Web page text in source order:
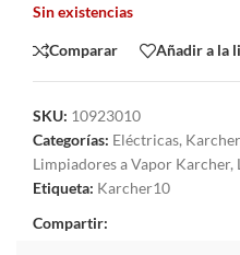
Sin existencias
Comparar Añadir a la
SKU: 10923010
Categorías: Eléctricas, Karcher
Limpiadores a Vapor Karcher,
Etiqueta: Karcher10
Compartir: